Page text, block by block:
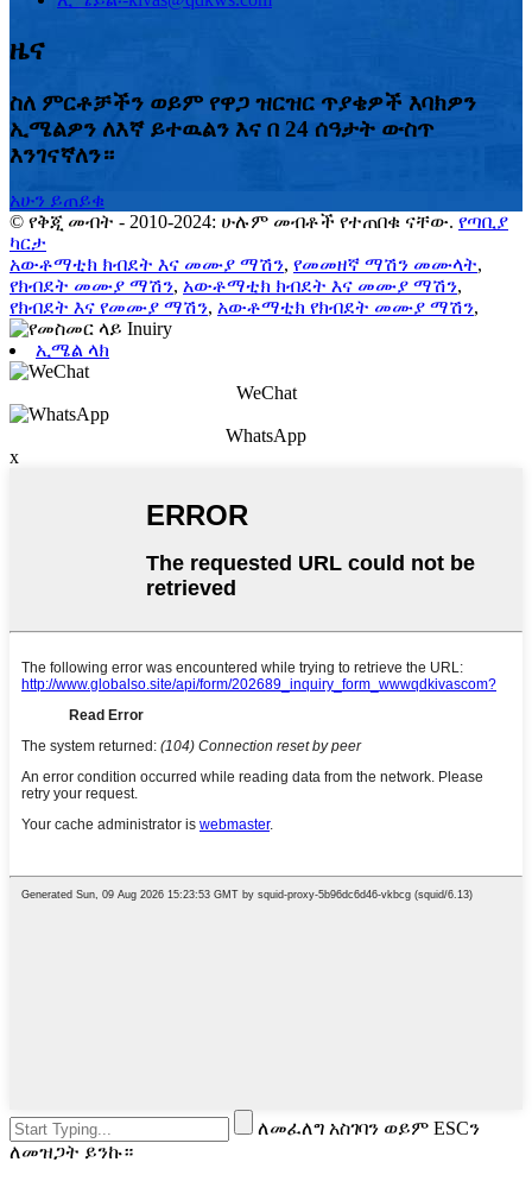
ዜና
ስለ ምርቶቻችን ወይም የዋጋ ዝርዝር ጥያቄዎች እባክዎን
ኢሜልዎን ለእኛ ይተዉልን እና በ 24 ሰዓታት ውስጥ
እንገናኛለን።
አሁን ይጠይቁ
© የቅጂ መብት - 2010-2024: ሁሉም መብቶች የተጠበቁ ናቸው. የጣቢያ
ካርታ
አውቶማቲክ ክብደት እና መሙያ ማሽን, የመመዘኛ ማሽን መሙላት,
የክብደት መሙያ ማሽን, አውቶማቲክ ክብደት እና መሙያ ማሽን,
የክብደት እና የመሙያ ማሽን, አውቶማቲክ የክብደት መሙያ ማሽን,
ኢሜል ላክ
WeChat
WhatsApp
x
ለመፈለግ አስገባን ወይም ESCን
ለመዝጋት ይንኩ።